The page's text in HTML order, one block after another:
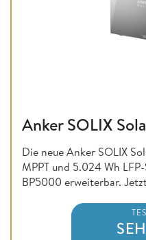
Anker SOLIX
Die neue Anker SOLIX
MPPT und 5.024 Wh
BP5000 erweiterbar.